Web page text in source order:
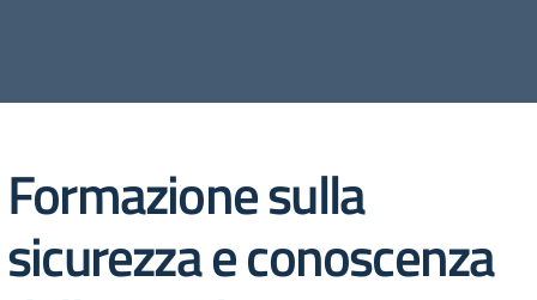
Formazione sulla
sicurezza e conoscenza